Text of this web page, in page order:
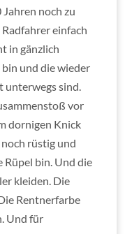
noch zu
einfach
in gänzlich
und die wieder
unterwegs sind.
vor
dornigen Knick
rüstig und
Rüpel bin. Und die
kleiden. Die
Rentnerfarbe
Und für